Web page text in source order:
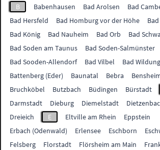
B
Babenhausen Bad Arolsen
Bad
Bad Hersfeld
Bad Homburg vor der Höhe
Bad König
Bad Nauheim Bad Orb
Bad
Bad Soden am Taunus
Bad Soden-Salmünster
Bad Sooden-Allendorf
Bad Vilbel
Bad
Battenberg (Eder)
Baunatal Bebra
Bruchköbel
Butzbach Büdingen Bürstadt
Darmstadt
Dieburg Diemelstadt
Dreieich
E Eltville am Rhein
Eppstein
Erbach (Odenwald)
Erlensee Eschborn
Felsberg
Florstadt Flörsheim am Main